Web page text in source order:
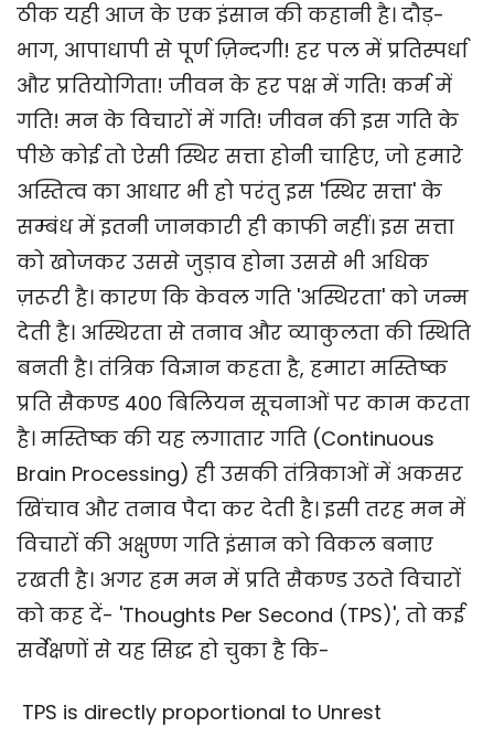
ठीक यही आज के एक इंसान की कहानी है। दौड़-
भाग, आपाधापी से पूर्ण ज़िन्दगी! हर पल में प्रतिस्पर्धा
और प्रतियोगिता! जीवन के हर पक्ष में गति! कर्म में
गति! मन के विचारों में गति! जीवन की इस गति के
पीछे कोई तो ऐसी स्थिर सत्ता होनी चाहिए, जो हमारे
अस्तित्व का आधार भी हो परंतु इस 'स्थिर सत्ता' के
सम्बंध में इतनी जानकारी ही काफी नहीं। इस सत्ता
को खोजकर उससे जुड़ाव होना उससे भी अधिक
ज़रूरी है। कारण कि केवल गति 'अस्थिरता' को जन्म
देती है। अस्थिरता से तनाव और व्याकुलता की स्थिति
बनती है। तंत्रिक विज्ञान कहता है, हमारा मस्तिष्क
प्रति सैकण्ड 400 बिलियन सूचनाओं पर काम करता
है। मस्तिष्क की यह लगातार गति (Continuous
Brain Processing) ही उसकी तंत्रिकाओं में अकसर
खिंचाव और तनाव पैदा कर देती है। इसी तरह मन में
विचारों की अक्षुण्ण गति इंसान को विकल बनाए
रखती है। अगर हम मन में प्रति सैकण्ड उठते विचारों
को कह दें- 'Thoughts Per Second (TPS)', तो कई
सर्वेक्षणों से यह सिद्ध हो चुका है कि-
TPS is directly proportional to Unrest